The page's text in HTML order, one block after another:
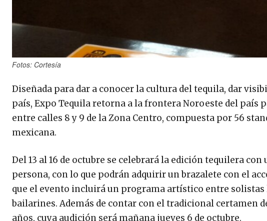
Fotos: Cortesía
Diseñada para dar a conocer la cultura del tequila, dar
país, Expo Tequila retorna a la frontera Noroeste del país
entre calles 8 y 9 de la Zona Centro, compuesta por 56
mexicana.
Del 13 al 16 de octubre se celebrará la edición tequilera con
persona, con lo que podrán adquirir un brazalete con el
que el evento incluirá un programa artístico entre
bailarines. Además de contar con el tradicional certamen
años, cuya audición será mañana jueves 6 de octubre.